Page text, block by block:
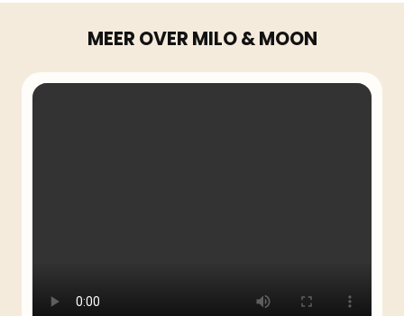
MEER OVER MILO & MOON